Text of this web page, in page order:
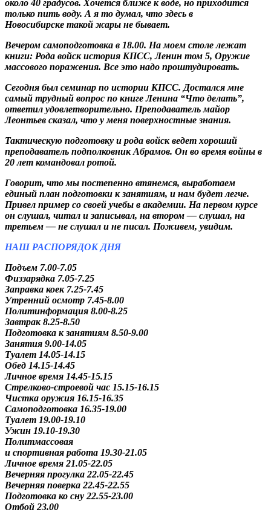
около 40 градусов. Хочется ближе к воде, но приходится
только пить воду. А я то думал, что здесь в
Новосибирске такой жары не бывает.
Вечером самоподготовка в 18.00. На моем столе лежат
книги: Рода войск история КПСС, Ленин том 5, Оружие
массового поражения. Все это надо проштудировать.
Сегодня был семинар по истории КПСС. Достался мне
самый трудный вопрос по книге Ленина “Что делать”,
ответил удовлетворительно. Преподаватель майор
Леонтьев сказал, что у меня поверхностные знания.
Тактическую подготовку и рода войск ведет хороший
преподаватель подполковник Абрамов. Он во время войны в
20 лет командовал ротой.
Говорит, что мы постепенно втянемся, выработаем
единый план подготовки к занятиям, и нам будет легче.
Привел пример со своей учебы в академии. На первом курсе
он слушал, читал и записывал, на втором — слушал, на
третьем — не слушал и не писал. Поживем, увидим.
НАШ РАСПОРЯДОК ДНЯ
Подъем 7.00-7.05
Физзарядка 7.05-7.25
Заправка коек 7.25-7.45
Утренний осмотр 7.45-8.00
Политинформация 8.00-8.25
Завтрак 8.25-8.50
Подготовка к занятиям 8.50-9.00
Занятия 9.00-14.05
Туалет 14.05-14.15
Обед 14.15-14.45
Личное время 14.45-15.15
Стрелково-строевой час 15.15-16.15
Чистка оружия 16.15-16.35
Самоподготовка 16.35-19.00
Туалет 19.00-19.10
Ужин 19.10-19.30
Политмассовая
и спортивная работа 19.30-21.05
Личное время 21.05-22.05
Вечерняя прогулка 22.05-22.45
Вечерняя поверка 22.45-22.55
Подготовка ко сну 22.55-23.00
Отбой 23.00